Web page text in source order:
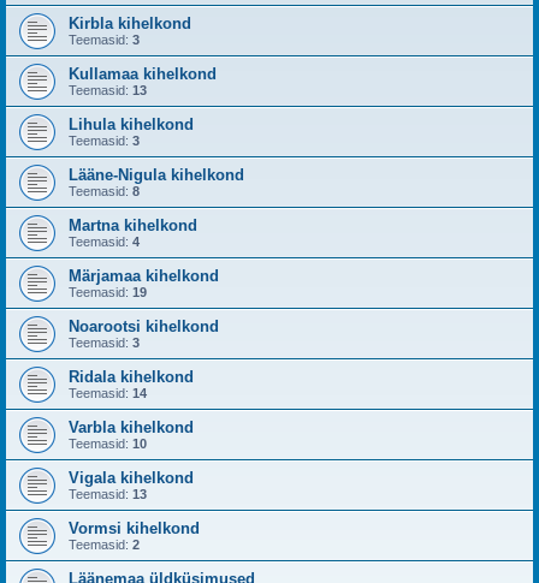
Kirbla kihelkond
Teemasid: 3
Kullamaa kihelkond
Teemasid: 13
Lihula kihelkond
Teemasid: 3
Lääne-Nigula kihelkond
Teemasid: 8
Martna kihelkond
Teemasid: 4
Märjamaa kihelkond
Teemasid: 19
Noarootsi kihelkond
Teemasid: 3
Ridala kihelkond
Teemasid: 14
Varbla kihelkond
Teemasid: 10
Vigala kihelkond
Teemasid: 13
Vormsi kihelkond
Teemasid: 2
Läänemaa üldküsimused